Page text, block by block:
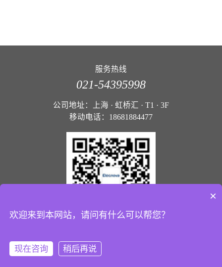
服务热线
021-54395998
公司地址：上海 · 虹桥汇 · T1 · 3F
移动电话：18681884477
Copyright © 2024上海伊莱诺瓦储能技术有限公司 All Rights
Reserved
沪ICP备2024065938号-1
×
欢迎来到本网站，请问有什么可以帮您？
现在咨询 稍后再说